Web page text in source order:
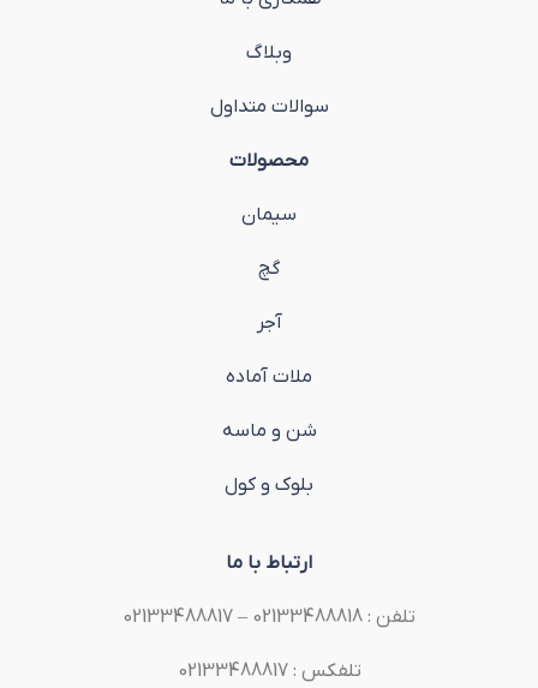
وبلاگ
سوالات متداول
محصولات
سیمان
گچ
آجر
ملات آماده
شن و ماسه
بلوک و کول
ارتباط با ما
تلفن : 02133488818 – 02133488817
تلفکس : 02133488817